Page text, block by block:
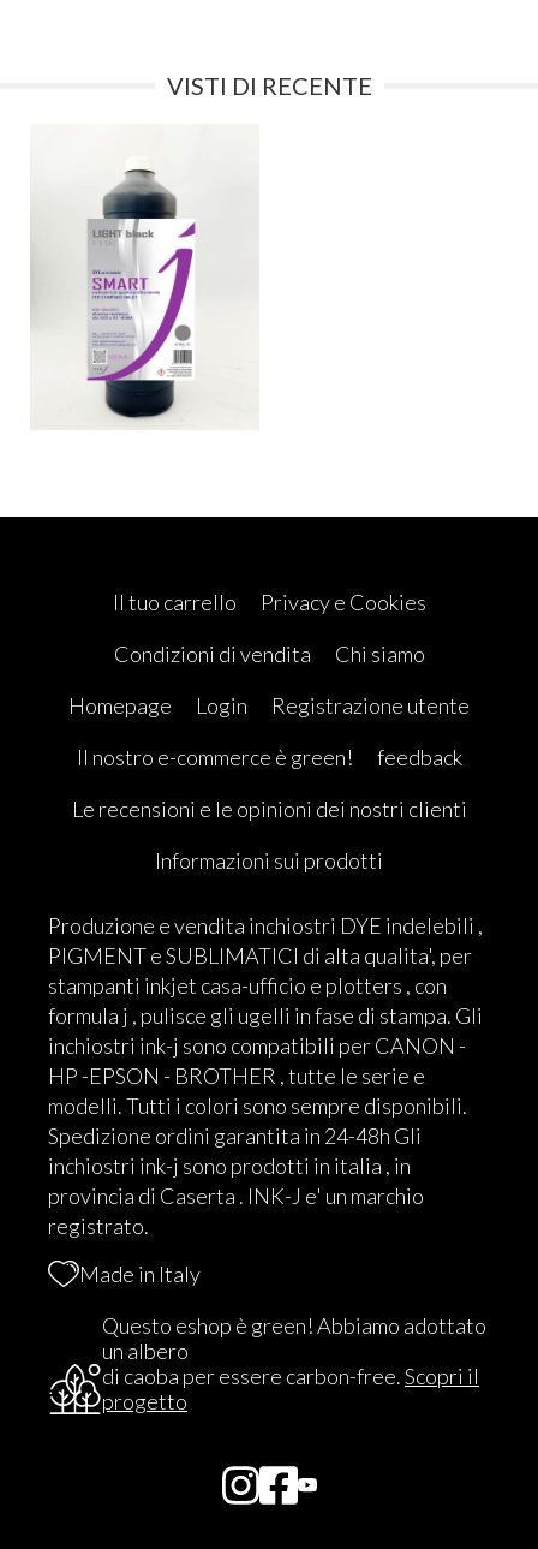
VISTI DI RECENTE
Il tuo carrello
Privacy e Cookies
Condizioni di vendita
Chi siamo
Homepage
Login
Registrazione utente
Il nostro e-commerce è green!
feedback
Le recensioni e le opinioni dei nostri clienti
Informazioni sui prodotti
Produzione e vendita inchiostri DYE indelebili ,
PIGMENT e SUBLIMATICI di alta qualita', per
stampanti inkjet casa-ufficio e plotters , con
formula j , pulisce gli ugelli in fase di stampa. Gli
inchiostri ink-j sono compatibili per CANON -
HP -EPSON - BROTHER , tutte le serie e
modelli. Tutti i colori sono sempre disponibili.
Spedizione ordini garantita in 24-48h Gli
inchiostri ink-j sono prodotti in italia , in
provincia di Caserta . INK-J e' un marchio
registrato.
Made in Italy
Questo eshop è green! Abbiamo adottato
un albero
di caoba per essere carbon-free.Scopri il
progetto